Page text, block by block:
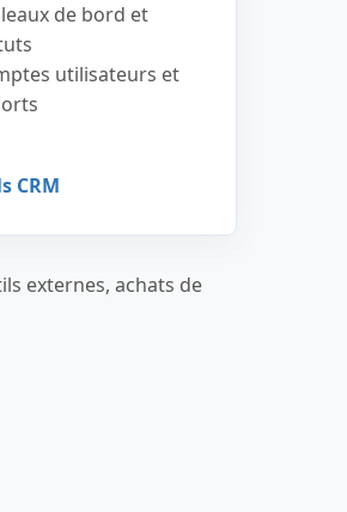
de bord et
utilisateurs et
CRM
externes, achats de